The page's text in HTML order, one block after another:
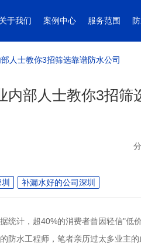
关于我们 案例中心 服务范围
人士教你3招筛选靠谱防水公司
内部人士教你3招筛
补漏水好的公司深圳
统计，超40%的消费者曾因轻信"低
防水工程师，笔者亲历过太多业主